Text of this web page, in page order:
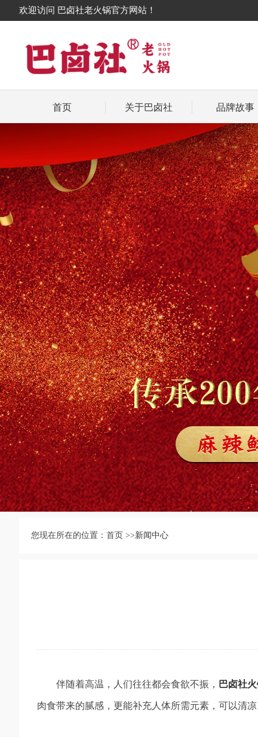
欢迎访问 巴卤社老火锅官方网站！
首页 关于巴卤社 品牌故事
您现在所在的位置：首页 >>新闻中心
伴随着高温，人们往往都会食欲不振， 巴卤社
肉食带来的腻感，更能补充人体所需元素，可以清